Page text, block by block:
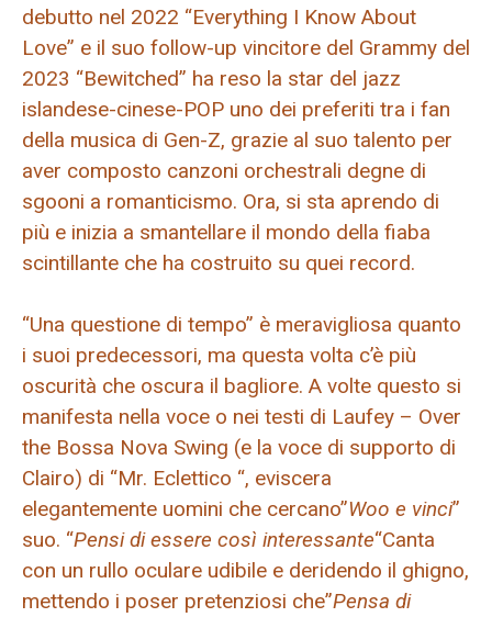
debutto nel 2022 “Everything I Know About
Love” e il suo follow-up vincitore del Grammy del
2023 “Bewitched” ha reso la star del jazz
islandese-cinese-POP uno dei preferiti tra i fan
della musica di Gen-Z, grazie al suo talento per
aver composto canzoni orchestrali degne di
sgooni a romanticismo. Ora, si sta aprendo di
più e inizia a smantellare il mondo della fiaba
scintillante che ha costruito su quei record.
“Una questione di tempo” è meravigliosa quanto
i suoi predecessori, ma questa volta c’è più
oscurità che oscura il bagliore. A volte questo si
manifesta nella voce o nei testi di Laufey – Over
the Bossa Nova Swing (e la voce di supporto di
Clairo) di “Mr. Eclettico “, eviscera
elegantemente uomini che cercano”Woo e vinci”
suo. “Pensi di essere così interessante“Canta
con un rullo oculare udibile e deridendo il ghigno,
mettendo i poser pretenziosi che”Pensa di